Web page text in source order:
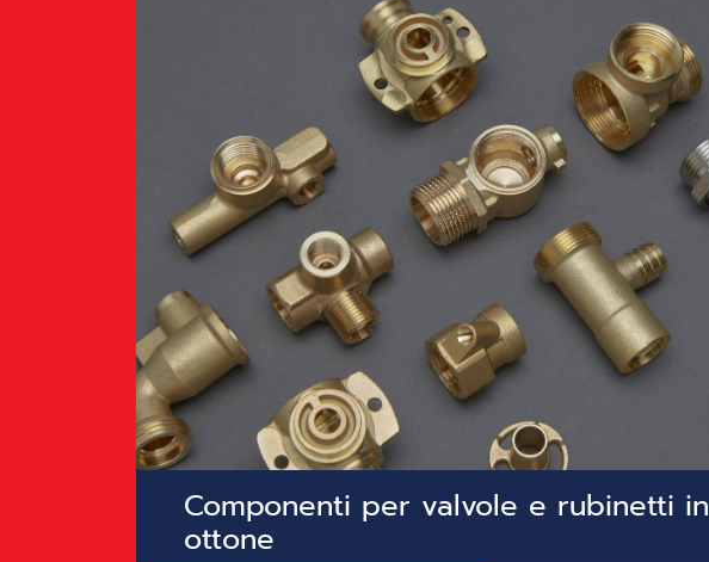
Componenti per valvole e rubinetti in
ottone